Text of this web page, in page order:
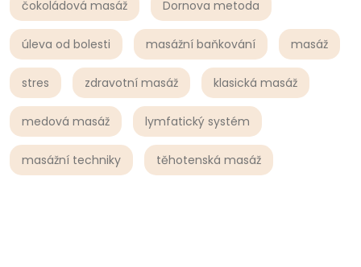
čokoládová masáž Dornova metoda
úleva od bolesti masážní baňkování masáž
stres zdravotní masáž klasická masáž
medová masáž lymfatický systém
masážní techniky těhotenská masáž